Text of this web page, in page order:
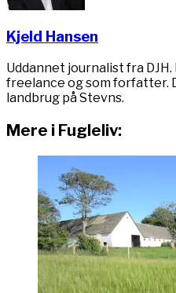
Kjeld Hansen
Uddannet journalist fra
freelance og som forfatter.
landbrug på Stevns.
Mere i Fugleliv: